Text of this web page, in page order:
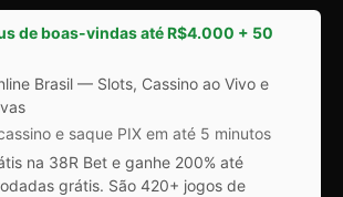
de boas-vindas até R$4.000 + 50
Brasil — Slots, Cassino ao Vivo e
e saque PIX em até 5 minutos
na 38R Bet e ganhe 200% até
grátis. São 420+ jogos de